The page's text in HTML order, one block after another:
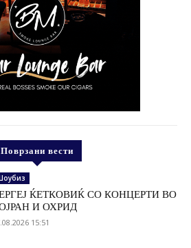
Поврзани вести
ЌЕТКОВИЌ СО КОНЦЕРТИ ВО
И ОХРИД
15:51